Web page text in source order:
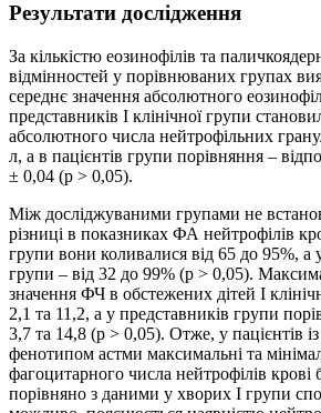
Результати дослідження
За кількістю еозинофілів та
відмінностей у порівнюваних групах
середнє значення абсолютного
представників I клінічної групи
абсолютного числа нейтрофільних
л, а в пацієнтів групи порівняння –
± 0,04 (р > 0,05).
Між досліджуваними групами не
різниці в показниках ФА нейтрофілів
групи вони коливалися від 65 до 95%, а
групи – від 32 до 99% (р > 0,05).
значення ФЧ в обстежених дітей I
2,1 та 11,2, а у представників групи
3,7 та 14,8 (р > 0,05). Отже, у пацієнтів
фенотипом астми максимальні та
фагоцитарного числа нейтрофілів
порівняно з даними у хворих I групи